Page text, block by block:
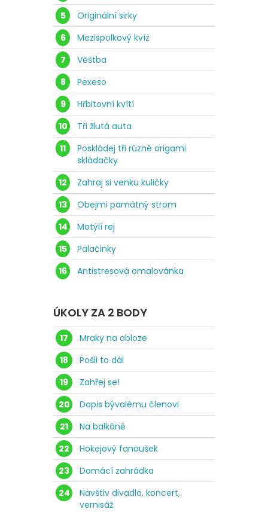
5
Originální sirky
6
Mezispolkový kvíz
7
Věštba
8
Pexeso
9
Hřbitovní kvítí
10
Tři žlutá auta
11
Poskládej tři různé origami
skládačky
12
Zahraj si venku kuličky
13
Obejmi památný strom
14
Motýlí rej
15
Palačinky
16
Antistresová omalovánka
ÚKOLY ZA 2 BODY
17
Mraky na obloze
18
Pošli to dál
19
Zahřej se!
20
Dopis bývalému členovi
21
Na balkóně
22
Hokejový fanoušek
23
Domácí zahrádka
24
Navštiv divadlo, koncert,
vernisáž